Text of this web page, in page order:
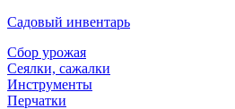
Садовый инвентарь
Сбор урожая
Сеялки, сажалки
Инструменты
Перчатки